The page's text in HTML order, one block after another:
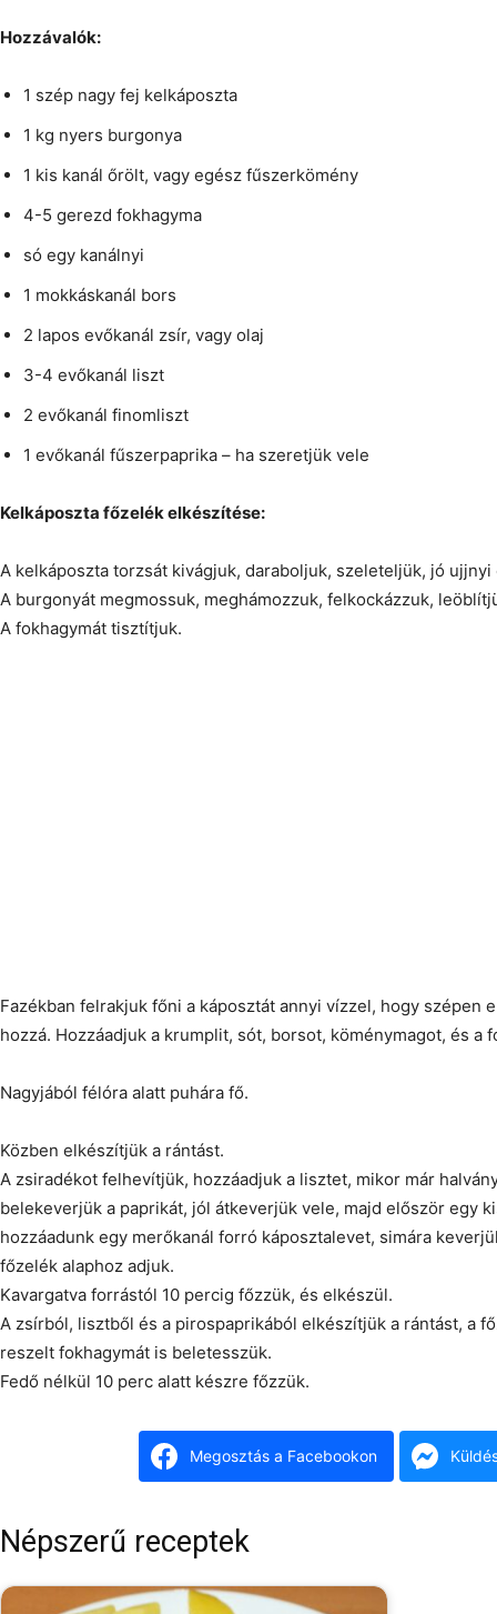
Hozzávalók:
1 szép nagy fej kelkáposzta
1 kg nyers burgonya
1 kis kanál őrölt, vagy egész fűszerkömény
4-5 gerezd fokhagyma
só egy kanálnyi
1 mokkáskanál bors
2 lapos evőkanál zsír, vagy olaj
3-4 evőkanál liszt
2 evőkanál finomliszt
1 evőkanál fűszerpaprika – ha szeretjük vele
Kelkáposzta főzelék elkészítése:
A kelkáposzta torzsát kivágjuk, daraboljuk, szeleteljük, jó ujjnyi
A burgonyát megmossuk, meghámozzuk, felkockázzuk,
A fokhagymát tisztítjuk.
Fazékban felrakjuk főni a káposztát annyi vízzel, hogy szépen
hozzá. Hozzáadjuk a krumplit, sót, borsot, köménymagot, és a
Nagyjából félóra alatt puhára fő.
Közben elkészítjük a rántást.
A zsiradékot felhevítjük, hozzáadjuk a lisztet, mikor már
belekeverjük a paprikát, jól átkeverjük vele, majd először egy
hozzáadunk egy merőkanál forró káposztalevet, simára
főzelék alaphoz adjuk.
Kavargatva forrástól 10 percig főzzük, és elkészül.
A zsírból, lisztből és a pirospaprikából elkészítjük a rántást, a
reszelt fokhagymát is beletesszük.
Fedő nélkül 10 perc alatt készre főzzük.
Megosztás a Facebookon
Népszerű receptek